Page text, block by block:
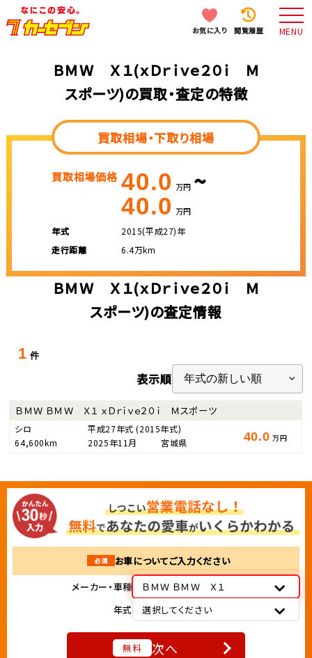
お気に入り 閲覧履歴 MENU
ＢＭＷ Ｘ１(ｘＤｒｉｖｅ２０ｉ Ｍ
スポーツ)の買取・査定の特徴
買取相場・下取り相場
買取相場価格 40.0 万円 ~
40.0 万円
年式
2015(平成27)年
走行距離
6.4万km
ＢＭＷ Ｘ１(ｘＤｒｉｖｅ２０ｉ Ｍ
スポーツ)の査定情報
1 件
表示順
ＢＭＷ ＢＭＷ Ｘ１ ｘＤｒｉｖｅ２０ｉ Ｍスポーツ
シロ 平成27年式(2015年式)
64,600km
2025年11月 宮城県 40.0 万円
必須
お車についてご入力ください
メーカー・車種
ＢＭＷ ＢＭＷ Ｘ１
年式
選択してください
無料 次へ